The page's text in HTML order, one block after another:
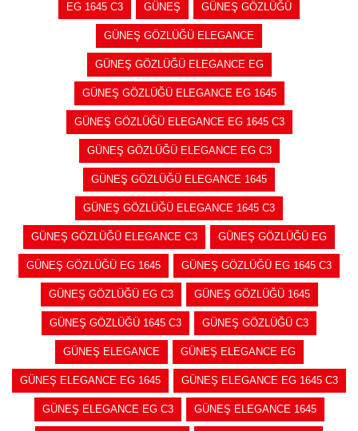
EG 1645 C3 GÜNEŞ GÜNEŞ GÖZLÜĞÜ
GÜNEŞ GÖZLÜĞÜ ELEGANCE
GÜNEŞ GÖZLÜĞÜ ELEGANCE EG
GÜNEŞ GÖZLÜĞÜ ELEGANCE EG 1645
GÜNEŞ GÖZLÜĞÜ ELEGANCE EG 1645 C3
GÜNEŞ GÖZLÜĞÜ ELEGANCE EG C3
GÜNEŞ GÖZLÜĞÜ ELEGANCE 1645
GÜNEŞ GÖZLÜĞÜ ELEGANCE 1645 C3
GÜNEŞ GÖZLÜĞÜ ELEGANCE C3 GÜNEŞ GÖZLÜĞÜ EG
GÜNEŞ GÖZLÜĞÜ EG 1645 GÜNEŞ GÖZLÜĞÜ EG 1645 C3
GÜNEŞ GÖZLÜĞÜ EG C3 GÜNEŞ GÖZLÜĞÜ 1645
GÜNEŞ GÖZLÜĞÜ 1645 C3 GÜNEŞ GÖZLÜĞÜ C3
GÜNEŞ ELEGANCE GÜNEŞ ELEGANCE EG
GÜNEŞ ELEGANCE EG 1645 GÜNEŞ ELEGANCE EG 1645 C3
GÜNEŞ ELEGANCE EG C3 GÜNEŞ ELEGANCE 1645